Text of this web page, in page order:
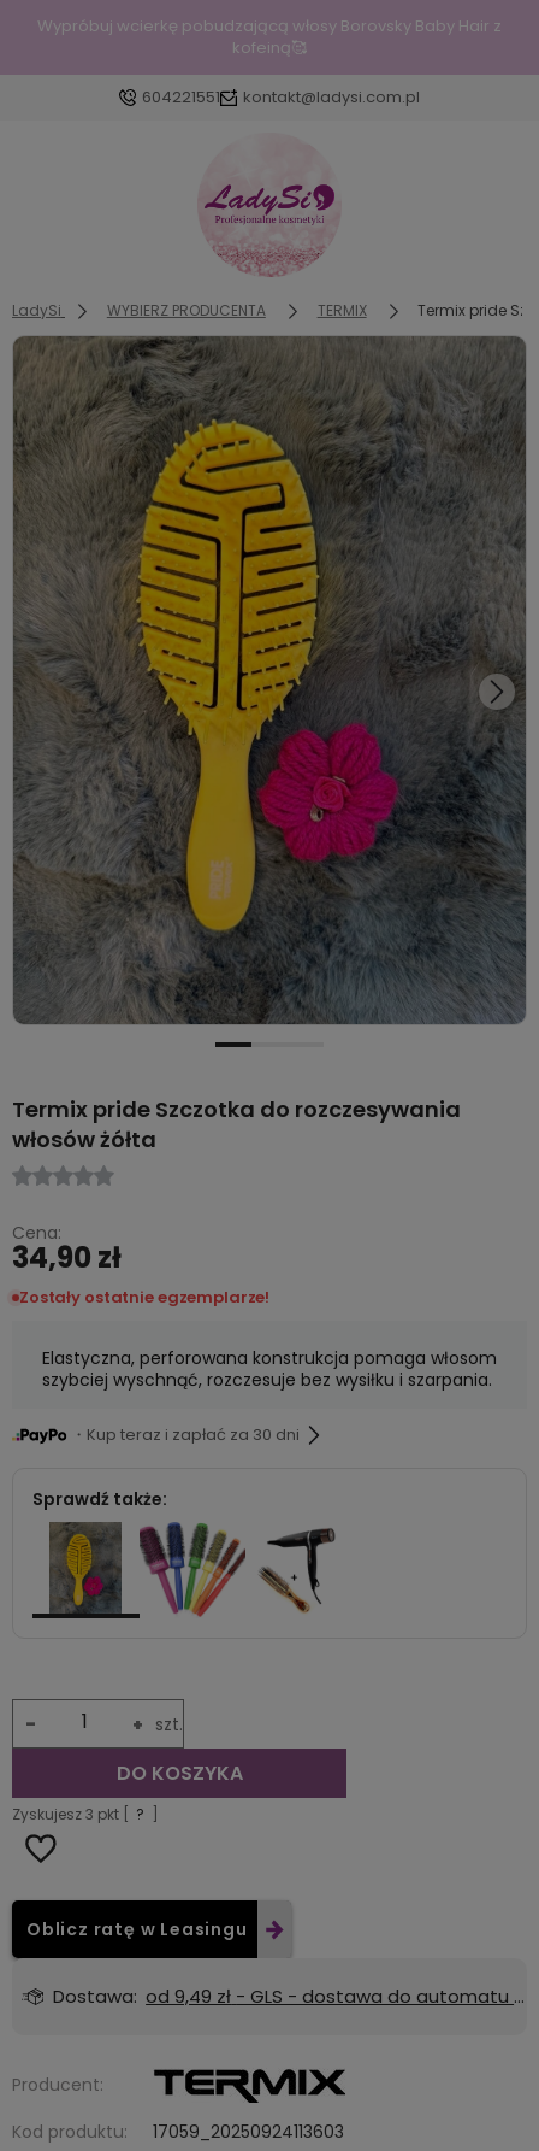
Wypróbuj wcierkę pobudzającą włosy Borovsky Baby Hair z
kofeiną🥰
604221551 kontakt@ladysi.com.pl
Zaloguj się
Załóż konto
Wybierz coś dla siebie z naszej aktualnej oferty lub
zaloguj się, aby przywrócić dodane produkty do
listy z poprzedniej sesji.
LadySi WYBIERZ PRODUCENTA TERMIX Termix pride
Termix pride Szczotka do rozczesywania
włosów żółta
Cena:
34,90 zł
Zostały ostatnie egzemplarze!
Elastyczna, perforowana konstrukcja pomaga włosom
szybciej wyschnąć, rozczesuje bez wysiłku i szarpania.
・Kup teraz i zapłać za 30 dni
Sprawdź także:
+
- szt.
DO KOSZYKA
Zyskujesz3 pkt [ ?
Oblicz ratę w Leasingu
Dostawa: od 9,49 zł - GLS - dostawa do automatu Orlen lub Żabka
Producent:
Kod produktu:
17059_20250924113603